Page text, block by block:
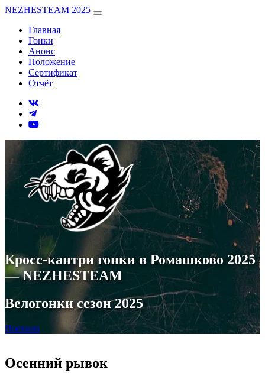
NEZHESTEAM 2025
Главная
Гонки
Анонс
Положение
Сертификат
Отчёт
Кросс-кантри гонки в Ромашково 2025
— NEZHESTEAM
Велогонки сезон 2025
Поехали
Осенний рывок